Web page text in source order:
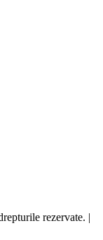
rezervate. |